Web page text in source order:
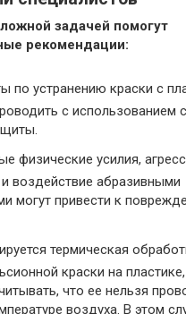
задачей помогут
рекомендации:
по устранению краски с
с использованием
физические усилия,
воздействие абразивными
могут привести к
термическая
краски на
что ее нельзя
воздуха. В этом